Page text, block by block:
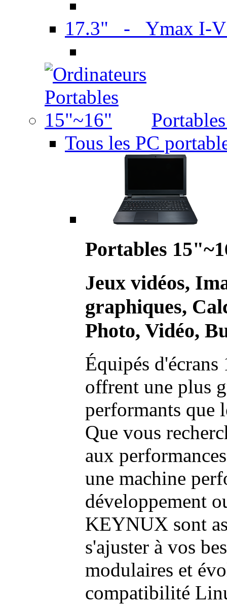
17.3" - Ymax I-
Tous les PC
Portables
Jeux vidéos,
graphiques,
Photo, Vidéo,
Équipés
offrent une plus
performants que
Que vous
aux
une machine
développement
KEYNUX sont
s'ajuster à vos
modulaires et
compatibilité